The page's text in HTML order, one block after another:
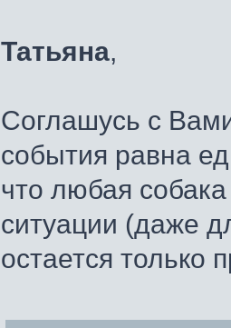
Татьяна,
Соглашусь с
события равна
что любая
ситуации (даже
остается только